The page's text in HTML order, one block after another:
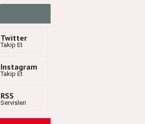
Twitter
Takip Et
Instagram
Takip Et
RSS
Servisleri